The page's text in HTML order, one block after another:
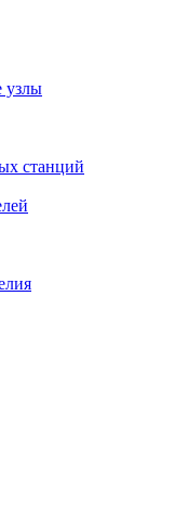
узлы
станций